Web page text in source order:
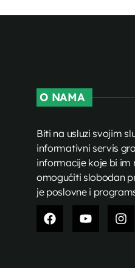
O NAMA
Biti na usluzi svojim
informativni servis
informacije koje bi im
omogućiti slobodan
je poslovne i